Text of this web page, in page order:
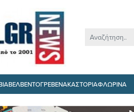
ΒΕΛΒΕΝΤΟΓΡΕΒΕΝΑΚΑΣΤΟΡΙΑΦΛΩΡΙΝΑ